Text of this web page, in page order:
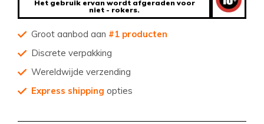
Het gebruik ervan wordt afgeraden voor
niet - rokers.
Groot aanbod aan #1 producten
Discrete verpakking
Wereldwijde verzending
Express shipping opties